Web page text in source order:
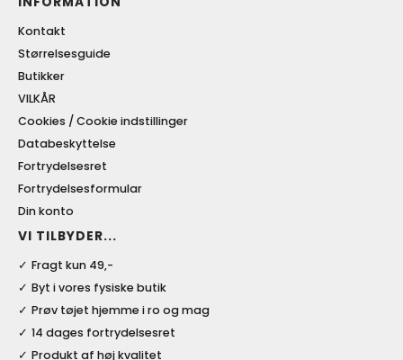
Kontakt
Størrelsesguide
Butikker
VILKÅR
Cookies / Cookie indstillinger
Databeskyttelse
Fortrydelsesret
Fortrydelsesformular
Din konto
VI TILBYDER...
Fragt kun 49,-
Byt i vores fysiske butik
Prøv tøjet hjemme i ro og mag
14 dages fortrydelsesret
Produkt af høj kvalitet